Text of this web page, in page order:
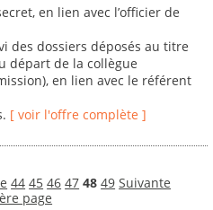
en lien avec l’officier de
des dossiers déposés au titre
départ de la collègue
en lien avec le référent
[ voir l'offre complète ]
44 45 46 47 48 49 Suivante
page